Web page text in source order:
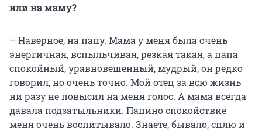
или на маму?
– Наверное, на папу. Мама у меня была очень
энергичная, вспыльчивая, резкая такая, а папа
спокойный, уравновешенный, мудрый, он редко
говорил, но очень точно. Мой отец за всю жизнь
ни разу не повысил на меня голос. А мама всегда
давала подзатыльники. Папино спокойствие
меня очень воспитывало. Знаете, бывало, сплю и